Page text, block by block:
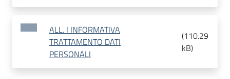
ALL. I INFORMATIVA
TRATTAMENTO DATI
PERSONALI
(110.29
kB)